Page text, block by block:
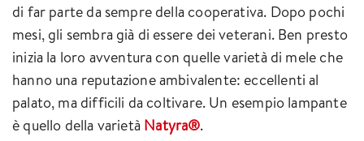
di far parte da sempre della cooperativa. Dopo pochi
mesi, gli sembra già di essere dei veterani. Ben presto
inizia la loro avventura con quelle varietà di mele che
hanno una reputazione ambivalente: eccellenti al
palato, ma difficili da coltivare. Un esempio lampante
è quello della varietà Natyra®.